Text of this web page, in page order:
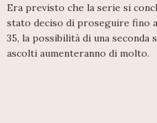
Era previsto che la serie si
stato deciso di proseguire fino
35, la possibilità di una
ascolti aumenteranno di molto.